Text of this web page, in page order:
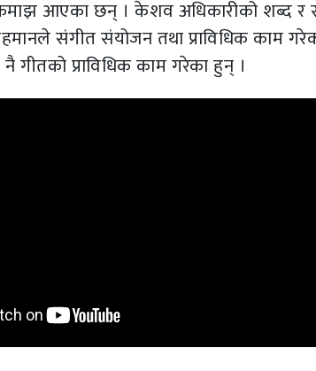
आएका छन् । केशव अधिकारीको शब्द र
संगीत संयोजन तथा प्राविधिक काम
गीतको प्राविधिक काम गरेका हुन् ।